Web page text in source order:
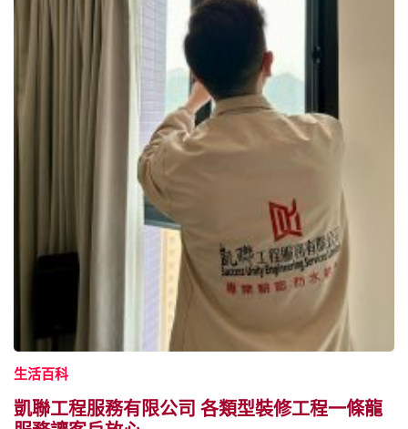
生活百科
凱聯工程服務有限公司 各類型裝修工程一條龍